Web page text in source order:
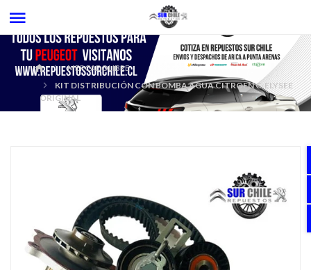
MERCADOLIBRE
KIT DISTRIBUCIÓN CON BOMBA AGUA CITROEN C-ELYSEE
ORIGINAL